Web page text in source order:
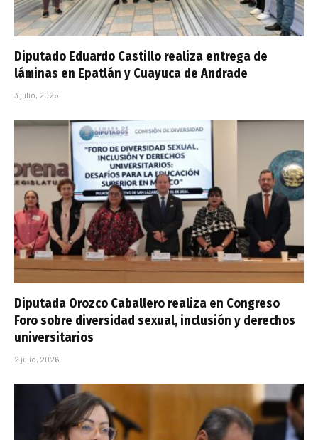
Diputado Eduardo Castillo realiza entrega de
láminas en Epatlán y Cuayuca de Andrade
3 julio, 2026
Diputada Orozco Caballero realiza en Congreso
Foro sobre diversidad sexual, inclusión y derechos
universitarios
2 julio, 2026